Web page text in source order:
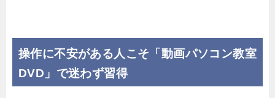
操作に不安がある人こそ「動画パソコン教室
DVD」で迷わず習得